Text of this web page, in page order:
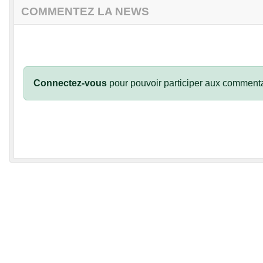
COMMENTEZ LA NEWS
Connectez-vous pour pouvoir participer aux